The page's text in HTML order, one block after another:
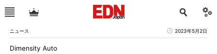
ニュース 2023年5月2日
Dimensity Auto